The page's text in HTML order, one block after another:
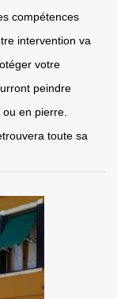
compétences
intervention va
votre
peindre
en pierre.
toute sa